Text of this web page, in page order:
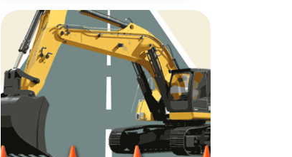
lancement
des
travaux